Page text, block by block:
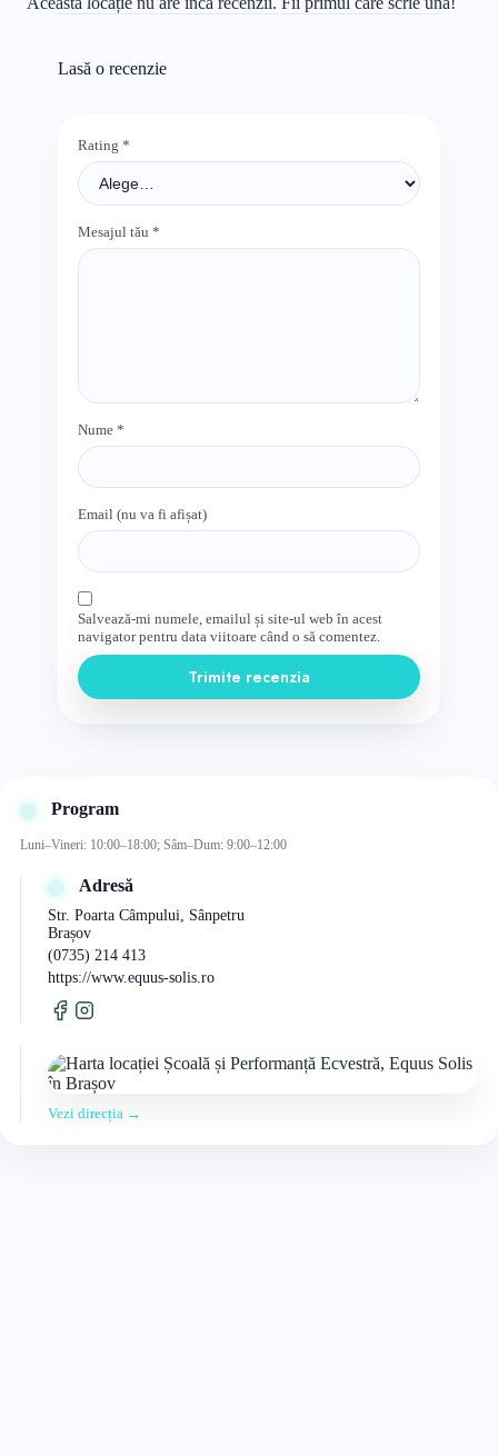
Lasă o recenzie
Rating *
Mesajul tău *
Nume *
Email (nu va fi afișat)
Salvează-mi numele, emailul și site-ul web în acest
navigator pentru data viitoare când o să comentez.
Trimite recenzia
Program
Luni–Vineri: 10:00–18:00; Sâm–Dum: 9:00–12:00
Adresă
Str. Poarta Câmpului, Sânpetru
Brașov
(0735) 214 413
https://www.equus-solis.ro
Vezi direcția →